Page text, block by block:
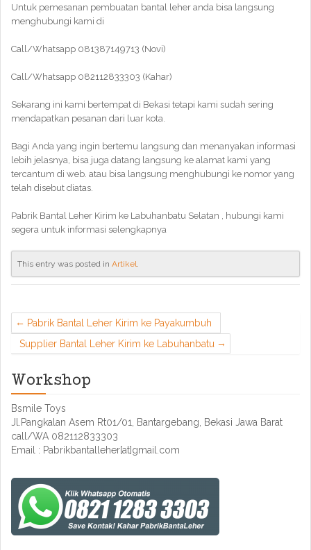
Untuk pemesanan pembuatan bantal leher anda bisa langsung
menghubungi kami di
Call/Whatsapp 081387149713 (Novi)
Call/Whatsapp 082112833303 (Kahar)
Sekarang ini kami bertempat di Bekasi tetapi kami sudah sering
mendapatkan pesanan dari luar kota.
Bagi Anda yang ingin bertemu langsung dan menanyakan informasi
lebih jelasnya, bisa juga datang langsung ke alamat kami yang
tercantum di web. atau bisa langsung menghubungi ke nomor yang
telah disebut diatas.
Pabrik Bantal Leher Kirim ke Labuhanbatu Selatan , hubungi kami
segera untuk informasi selengkapnya
This entry was posted in Artikel.
Pabrik Bantal Leher Kirim ke Payakumbuh
Supplier Bantal Leher Kirim ke Labuhanbatu
Workshop
Bsmile Toys
Jl.Pangkalan Asem Rt01/01, Bantargebang, Bekasi Jawa Barat
call/WA 082112833303
Email : Pabrikbantalleher[at]gmail.com